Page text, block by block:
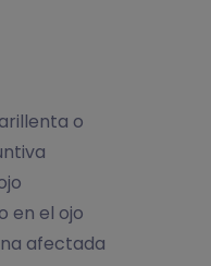
o
en el ojo
afectada